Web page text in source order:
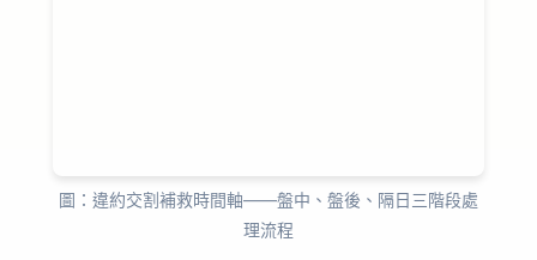
圖：違約交割補救時間軸——盤中、盤後、隔日三階段處
理流程